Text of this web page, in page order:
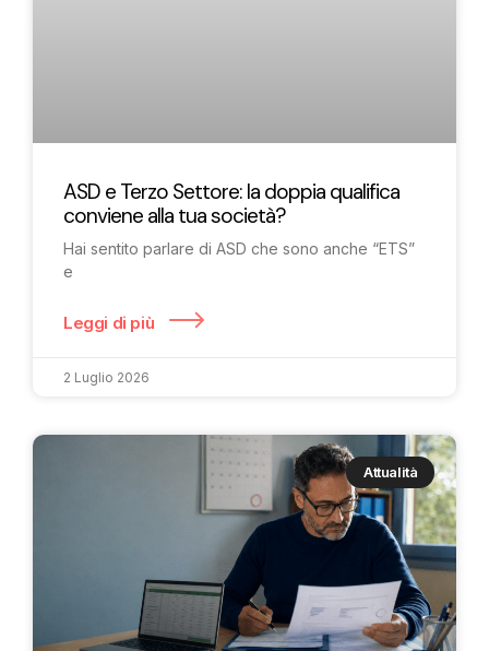
ASD e Terzo Settore: la doppia qualifica
conviene alla tua società?
Hai sentito parlare di ASD che sono anche “ETS”
e
Leggi di più
2 Luglio 2026
Attualità